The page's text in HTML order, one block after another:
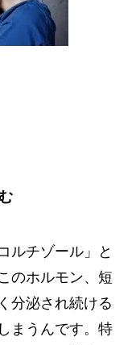
ルチゾール」と
のホルモン、短
分泌され続ける
まうんです。特